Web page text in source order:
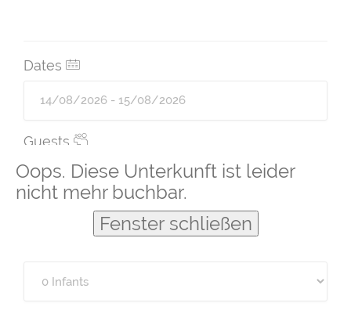
Oops. Diese Unterkunft ist leider
nicht mehr buchbar.
Fenster schließen
Dates
Guests